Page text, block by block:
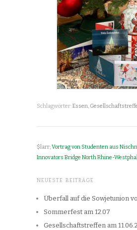
Schlagwörter:Essen,
$larr;Vortrag von Studenten aus
Innovators Bridge North Rhine-
NEUESTE BEITRÄGE
Überfall auf die Sowjetunion
Sommerfest am 12.07
Gesellschaftstreffen am